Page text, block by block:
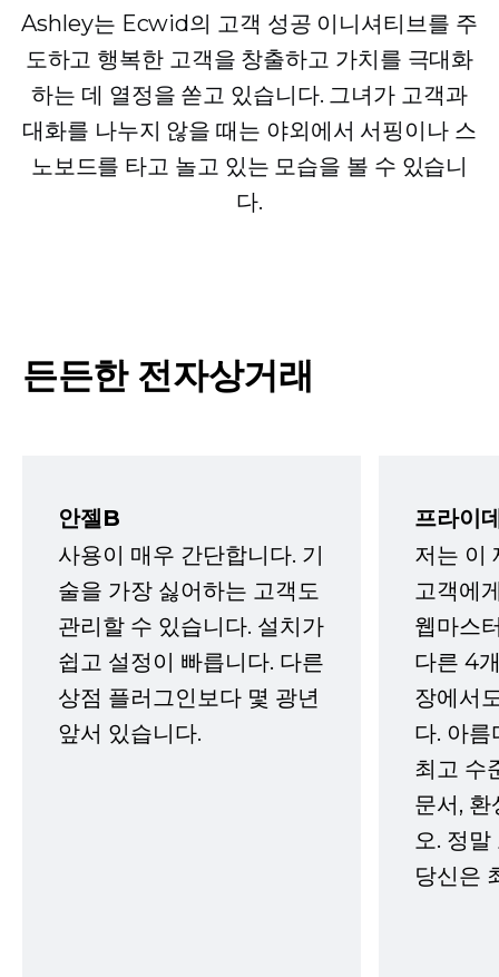
Ashley는 Ecwid의 고객 성공 이니셔티브를 주
도하고 행복한 고객을 창출하고 가치를 극대화
하는 데 열정을 쏟고 있습니다. 그녀가 고객과
대화를 나누지 않을 때는 야외에서 서핑이나 스
노보드를 타고 놀고 있는 모습을 볼 수 있습니
다.
든든한 전자상거래
안젤B
사용이 매우 간단합니다. 기
술을 가장 싫어하는 고객도
관리할 수 있습니다. 설치가
쉽고 설정이 빠릅니다. 다른
상점 플러그인보다 몇 광년
앞서 있습니다.
프라이
저는 이
고객에
웹마스
다른 4
장에서
다. 아름
최고 수
문서,
오. 정
당신은